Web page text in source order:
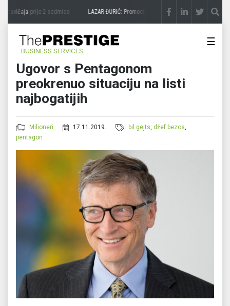
zavičajaprije 2 sedmice LAZAR ĐURIĆ: Promocija potencijal pretvara u destinaciju
BUSINESS SERVICES
☰
Ugovor s Pentagonom
preokrenuo situaciju na listi
najbogatijih
Milioneri 17.11.2019. bil gejts, džef bezos,
pentagon